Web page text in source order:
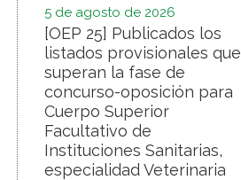
5 de agosto de 2026
[OEP 25] Publicados los
listados provisionales que
superan la fase de
concurso-oposición para
Cuerpo Superior
Facultativo de
Instituciones Sanitarias,
especialidad Veterinaria